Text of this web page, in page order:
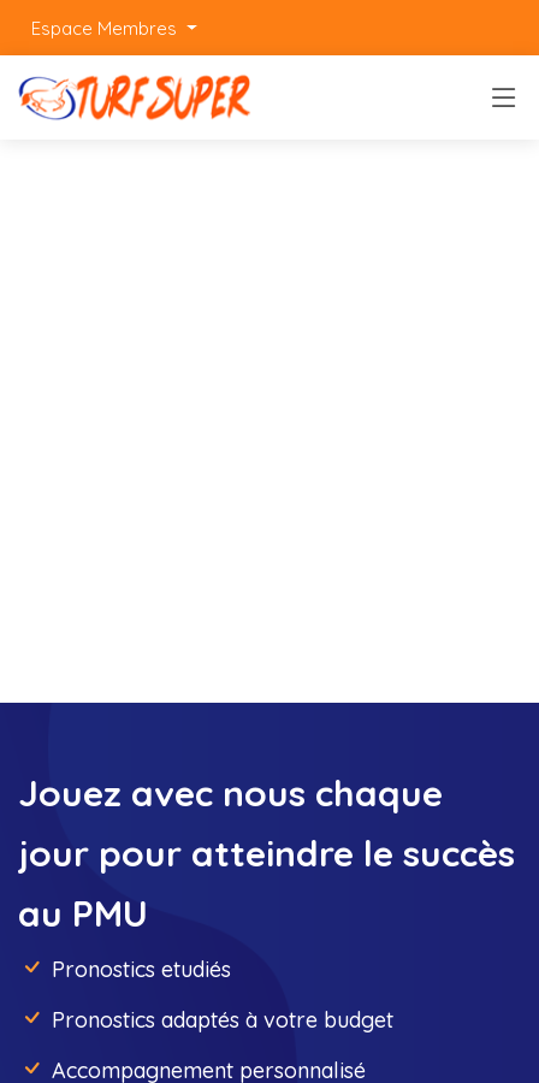
Espace Membres
Jouez avec nous chaque
jour pour atteindre le succès
au PMU
Pronostics etudiés
Pronostics adaptés à votre budget
Accompagnement personnalisé